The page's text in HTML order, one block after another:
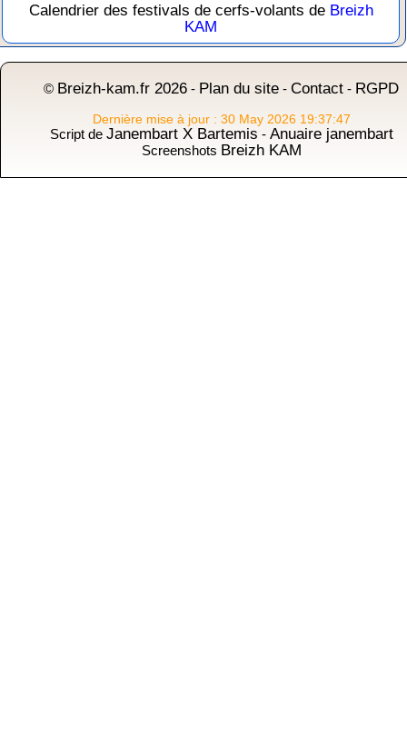
Calendrier des festivals de cerfs-volants de Breizh
KAM
© Breizh-kam.fr 2026 - Plan du site -Contact - RGPD
Dernière mise à jour : 30 May 2026 19:37:47
Script de Janembart X Bartemis - Anuaire janembart
Screenshots Breizh KAM